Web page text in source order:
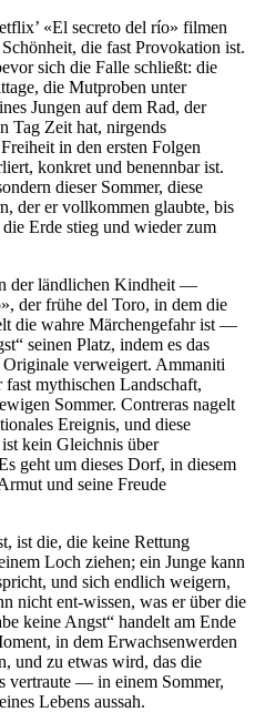
«El secreto del río» filmen
die fast Provokation ist.
sich die Falle schließt: die
die Mutproben unter
Jungen auf dem Rad, der
Tag Zeit hat, nirgends
in den ersten Folgen
konkret und benennbar ist.
dieser Sommer, diese
der er vollkommen glaubte, bis
Erde stieg und wieder zum
der ländlichen Kindheit —
der frühe del Toro, in dem die
die wahre Märchengefahr ist —
seinen Platz, indem es das
verweigert. Ammaniti
fast mythischen Landschaft,
Sommer. Contreras nagelt
Ereignis, und diese
kein Gleichnis über
geht um dieses Dorf, in diesem
und seine Freude
ist die, die keine Rettung
Loch ziehen; ein Junge kann
und sich endlich weigern,
nicht ent-wissen, was er über die
keine Angst“ handelt am Ende
in dem Erwachsenwerden
und zu etwas wird, das die
vertraute — in einem Sommer,
Lebens aussah.